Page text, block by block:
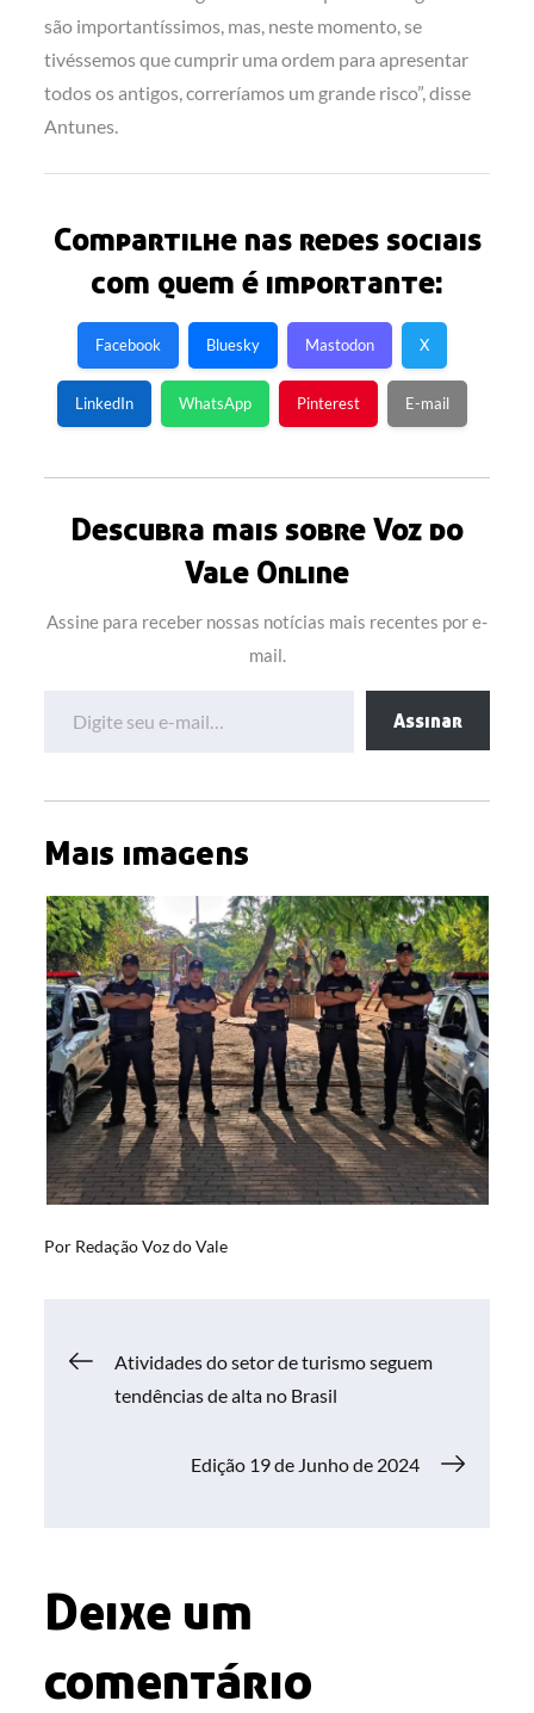
são importantíssimos, mas, neste momento, se
tivéssemos que cumprir uma ordem para apresentar
todos os antigos, correríamos um grande risco”, disse
Antunes.
Compartilhe nas redes sociais
com quem é importante:
Facebook Bluesky Mastodon X
LinkedIn WhatsApp Pinterest E-mail
Descubra mais sobre Voz do
Vale Online
Assine para receber nossas notícias mais recentes por e-
mail.
Assinar
Mais imagens
Por Redação Voz do Vale
Navegação
Atividades do setor de turismo seguem
tendências de alta no Brasil
Edição 19 de Junho de 2024
Deixe um
comentário